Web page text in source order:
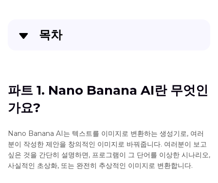
목차
파트 2. Nano Banana AI의 주요 기능
파트 3. Google Nano Banana의 실제 사용 사례
파트 4. HitPaw FotorPea로 그림을 생성하는 최상의
대안
파트 5. Nano Banana에 대한 자주 묻는 질문
파트 1. Nano Banana AI란 무엇인
가요?
Nano Banana AI는 텍스트를 이미지로 변환하는 생성기로, 여러
분이 작성한 제안을 창의적인 이미지로 바꿔줍니다. 여러분이 보고
싶은 것을 간단히 설명하면, 프로그램이 그 단어를 이상한 시나리오,
사실적인 초상화, 또는 완전히 추상적인 이미지로 변환합니다.